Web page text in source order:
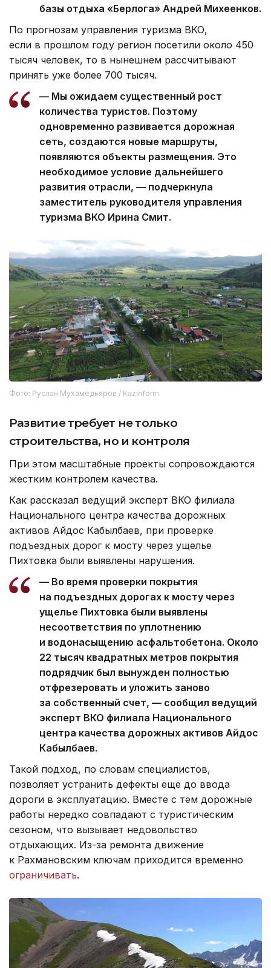
базы отдыха «Берлога» Андрей Михеенков.
По прогнозам управления туризма ВКО,
если в прошлом году регион посетили около 450
тысяч человек, то в нынешнем рассчитывают
принять уже более 700 тысяч.
— Мы ожидаем существенный рост
количества туристов. Поэтому
одновременно развивается дорожная
сеть, создаются новые маршруты,
появляются объекты размещения. Это
необходимое условие дальнейшего
развития отрасли, — подчеркнула
заместитель руководителя управления
туризма ВКО Ирина Смит.
Фото: Руслан Мухамедьяров / Kazinform
Развитие требует не только
строительства, но и контроля
При этом масштабные проекты сопровождаются
жестким контролем качества.
Как рассказал ведущий эксперт ВКО филиала
Национального центра качества дорожных
активов Айдос Кабылбаев, при проверке
подъездных дорог к мосту через ущелье
Пихтовка были выявлены нарушения.
— Во время проверки покрытия
на подъездных дорогах к мосту через
ущелье Пихтовка были выявлены
несоответствия по уплотнению
и водонасыщению асфальтобетона. Около
22 тысяч квадратных метров покрытия
подрядчик был вынужден полностью
отфрезеровать и уложить заново
за собственный счет, — сообщил ведущий
эксперт ВКО филиала Национального
центра качества дорожных активов Айдос
Кабылбаев.
Такой подход, по словам специалистов,
позволяет устранить дефекты еще до ввода
дороги в эксплуатацию. Вместе с тем дорожные
работы нередко совпадают с туристическим
сезоном, что вызывает недовольство
отдыхающих. Из-за ремонта движение
к Рахмановским ключам приходится временно
ограничивать.